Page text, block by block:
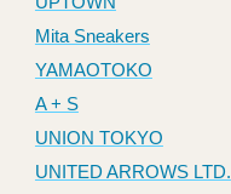
Mita Sneakers
YAMAOTOKO
A + S
UNION TOKYO
UNITED ARROWS LTD.